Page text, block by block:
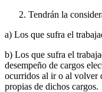
Tendrán la
a) Los que sufra el
b) Los que sufra el
desempeño de cargos
ocurridos al ir o al volver
propias de dichos cargos.